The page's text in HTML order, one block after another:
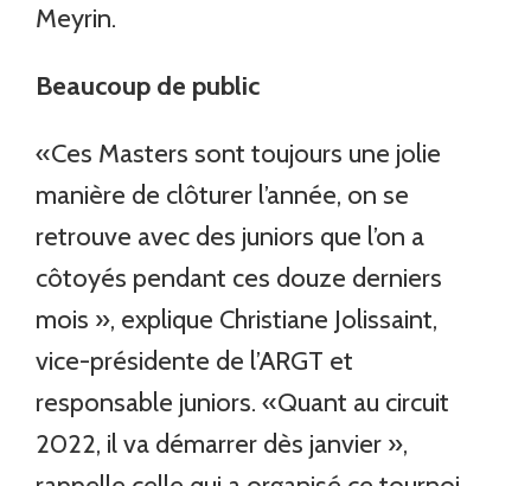
Meyrin.
Beaucoup de public
«Ces Masters sont toujours une jolie
manière de clôturer l’année, on se
retrouve avec des juniors que l’on a
côtoyés pendant ces douze derniers
mois », explique Christiane Jolissaint,
vice-présidente de l’ARGT et
responsable juniors. «Quant au circuit
2022, il va démarrer dès janvier »,